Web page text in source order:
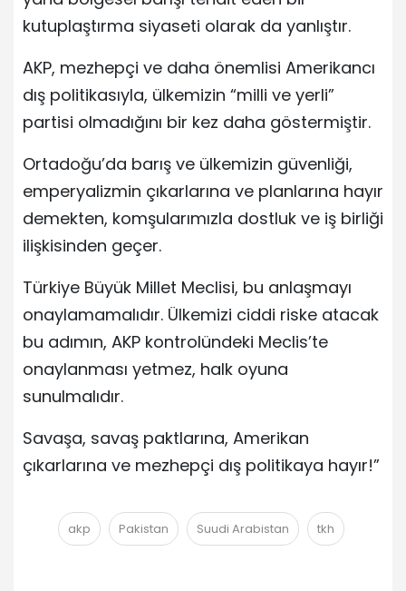
kutuplaştırma siyaseti olarak da yanlıştır.
AKP, mezhepçi ve daha önemlisi Amerikancı
dış politikasıyla, ülkemizin “milli ve yerli”
partisi olmadığını bir kez daha göstermiştir.
Ortadoğu’da barış ve ülkemizin güvenliği,
emperyalizmin çıkarlarına ve planlarına hayır
demekten, komşularımızla dostluk ve iş birliği
ilişkisinden geçer.
Türkiye Büyük Millet Meclisi, bu anlaşmayı
onaylamamalıdır. Ülkemizi ciddi riske atacak
bu adımın, AKP kontrolündeki Meclis’te
onaylanması yetmez, halk oyuna
sunulmalıdır.
Savaşa, savaş paktlarına, Amerikan
çıkarlarına ve mezhepçi dış politikaya hayır!”
akp Pakistan Suudi Arabistan tkh